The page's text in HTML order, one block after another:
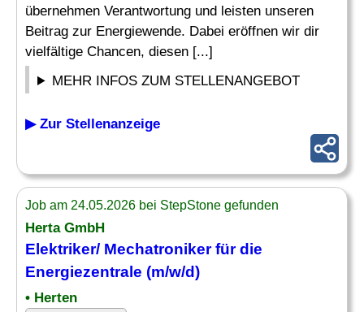
übernehmen Verantwortung und leisten unseren
Beitrag zur Energiewende. Dabei eröffnen wir dir
vielfältige Chancen, diesen [...]
MEHR INFOS ZUM STELLENANGEBOT
▶ Zur Stellenanzeige
Job am 24.05.2026 bei StepStone gefunden
Herta GmbH
Elektriker/ Mechatronikerfür die
Energiezentrale (m/w/d)
• Herten